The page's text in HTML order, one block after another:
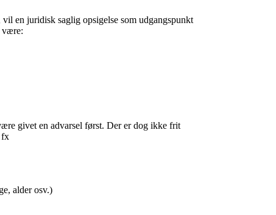
en juridisk saglig opsigelse som udgangspunkt
være:
givet en advarsel først. Der er dog ikke frit
fx
alder osv.)